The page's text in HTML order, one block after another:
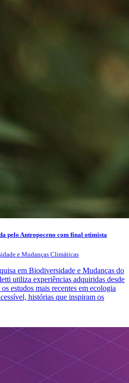
pelo Antropoceno com final otimista
e Mudanças Climáticas
em Biodiversidade e Mudanças do
utiliza experiências adquiridas desde
estudos mais recentes em ecologia
histórias que inspiram os